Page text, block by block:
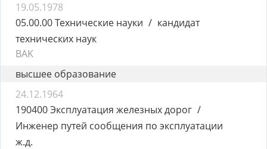
19.05.1978
05.00.00 Технические науки
кандидат
технических наук
BAK
высшее образование
24.12.1964
190400 Эксплуатация железных дорог
Инженер путей сообщения по эксплуатации
ж.д.